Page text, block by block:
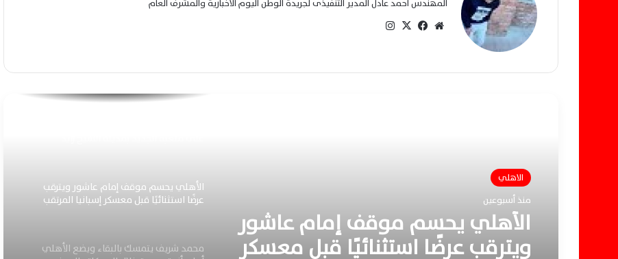
المهندس احمد عادل المدير التنفيذى لجريدة الوطن اليوم الاخبارية والمشرف العام
مو
يب
في ‫X
الاهلي
منذ أسبوعين
الأهلي يحسم موقف إمام عاشور
ويترقب عرضًا استثنائيًا قبل معسكر
مستقبل تريزيجيه خلال الميركاتو الصيفي
الأهلي يحسم موقف إمام عاشور ويترقب
عرضًا استثنائيًا قبل معسكر إسبانيا المرتقب
محمد شريف يتمسك بالبقاء ويضع الأهلي